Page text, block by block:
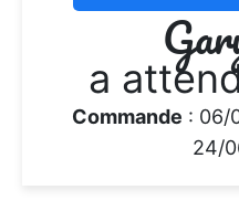
a
Commande : 06/
24/